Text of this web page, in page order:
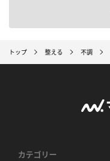
トップ 整える 不調
カテゴリー